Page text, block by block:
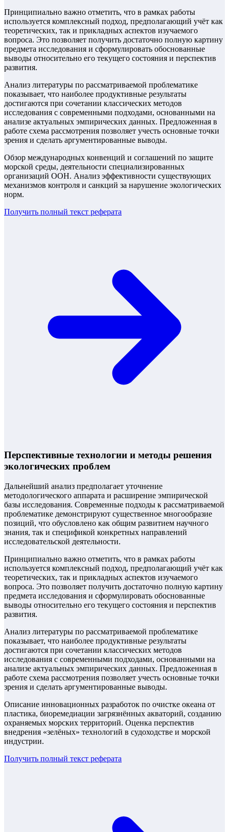
Принципиально важно отметить, что в рамках работы
используется комплексный подход, предполагающий учёт как
теоретических, так и прикладных аспектов изучаемого
вопроса. Это позволяет получить достаточно полную картину
предмета исследования и сформулировать обоснованные
выводы относительно его текущего состояния и перспектив
развития.
Анализ литературы по рассматриваемой проблематике
показывает, что наиболее продуктивные результаты
достигаются при сочетании классических методов
исследования с современными подходами, основанными на
анализе актуальных эмпирических данных. Предложенная в
работе схема рассмотрения позволяет учесть основные точки
зрения и сделать аргументированные выводы.
Обзор международных конвенций и соглашений по защите
морской среды, деятельности специализированных
организаций ООН. Анализ эффективности существующих
механизмов контроля и санкций за нарушение экологических
норм.
Получить полный текст реферата
Перспективные технологии и методы решения
экологических проблем
Дальнейший анализ предполагает уточнение
методологического аппарата и расширение эмпирической
базы исследования. Современные подходы к рассматриваемой
проблематике демонстрируют существенное многообразие
позиций, что обусловлено как общим развитием научного
знания, так и спецификой конкретных направлений
исследовательской деятельности.
Принципиально важно отметить, что в рамках работы
используется комплексный подход, предполагающий учёт как
теоретических, так и прикладных аспектов изучаемого
вопроса. Это позволяет получить достаточно полную картину
предмета исследования и сформулировать обоснованные
выводы относительно его текущего состояния и перспектив
развития.
Анализ литературы по рассматриваемой проблематике
показывает, что наиболее продуктивные результаты
достигаются при сочетании классических методов
исследования с современными подходами, основанными на
анализе актуальных эмпирических данных. Предложенная в
работе схема рассмотрения позволяет учесть основные точки
зрения и сделать аргументированные выводы.
Описание инновационных разработок по очистке океана от
пластика, биоремедиации загрязнённых акваторий, созданию
охраняемых морских территорий. Оценка перспектив
внедрения «зелёных» технологий в судоходстве и морской
индустрии.
Получить полный текст реферата